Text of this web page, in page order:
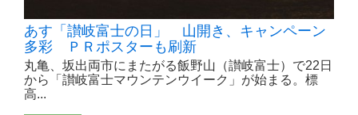
あす「讃岐富士の日」 山開き、キャンペーン
多彩 ＰＲポスターも刷新
丸亀、坂出両市にまたがる飯野山（讃岐富士）で22日
から「讃岐富士マウンテンウイーク」が始まる。標
高...